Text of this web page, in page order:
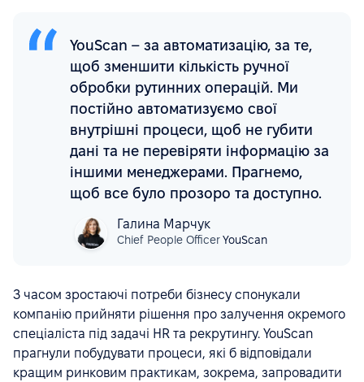
YouScan – за автоматизацію, за те,
щоб зменшити кількість ручної
обробки рутинних операцій. Ми
постійно автоматизуємо свої
внутрішні процеси, щоб не губити
дані та не перевіряти інформацію за
іншими менеджерами. Прагнемо,
щоб все було прозоро та доступно.
Галина Марчук
Chief People OfficerYouScan
З часом зростаючі потреби бізнесу спонукали
компанію прийняти рішення про залучення окремого
спеціаліста під задачі HR та рекрутингу. YouScan
прагнули побудувати процеси, які б відповідали
кращим ринковим практикам, зокрема, запровадити